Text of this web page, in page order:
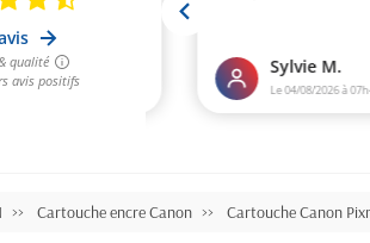
Cartouche encre Canon Cartouche Canon